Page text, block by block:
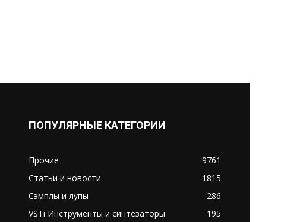
ПОПУЛЯРНЫЕ КАТЕГОРИИ
Прочие
9761
Статьи и новости
1815
Сэмплы и лупы
286
VSTi Инструменты и синтезаторы
195